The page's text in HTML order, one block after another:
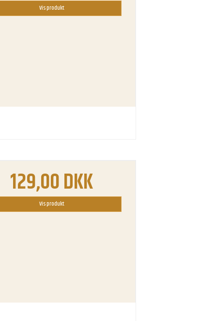
Vis produkt
129,00 DKK
Vis produkt